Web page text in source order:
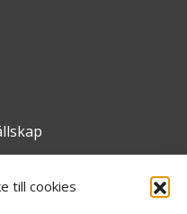
till cookies
inom äldre- och